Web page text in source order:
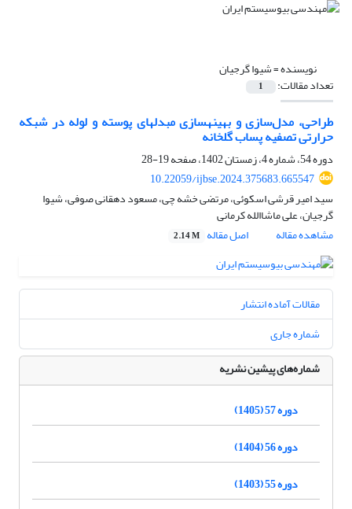
نویسنده =شیوا گرجیان
تعداد مقالات: 1
طراحی، مدل‌سازی و بهینهسازی مبدلهای پوسته و لوله در شبکه
حرارتی تصفیه پساب گلخانه
دوره 54، شماره 4، زمستان 1402، صفحه
19-28
10.22059/ijbse.2024.375683.665547
سید امیر قرشی اسکوئی، مرتضی خشه چی، مسعود دهقانی صوفی، شیوا
گرجیان، علی ماشاالله کرمانی
مشاهده مقاله
اصل مقاله 2.14 M
مقالات آماده انتشار
شماره جاری
شماره‌های پیشین نشریه
دوره 57 (1405)
دوره 56 (1404)
دوره 55 (1403)